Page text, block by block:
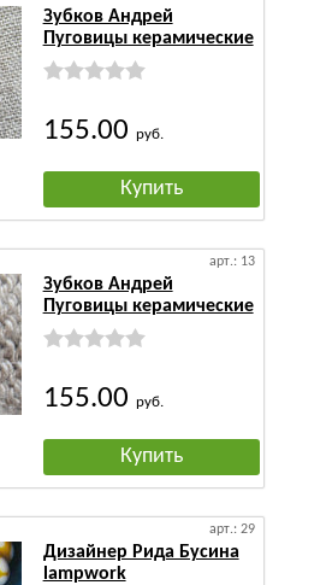
Зубков Андрей
Пуговицы керамические
155.00 руб.
Купить
арт.: 13
Зубков Андрей
Пуговицы керамические
155.00 руб.
Купить
арт.: 29
Дизайнер Рида Бусина
lampwork